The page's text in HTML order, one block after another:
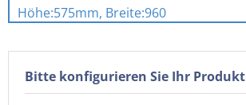
Bitte konfigurieren Sie Ihr Produkt